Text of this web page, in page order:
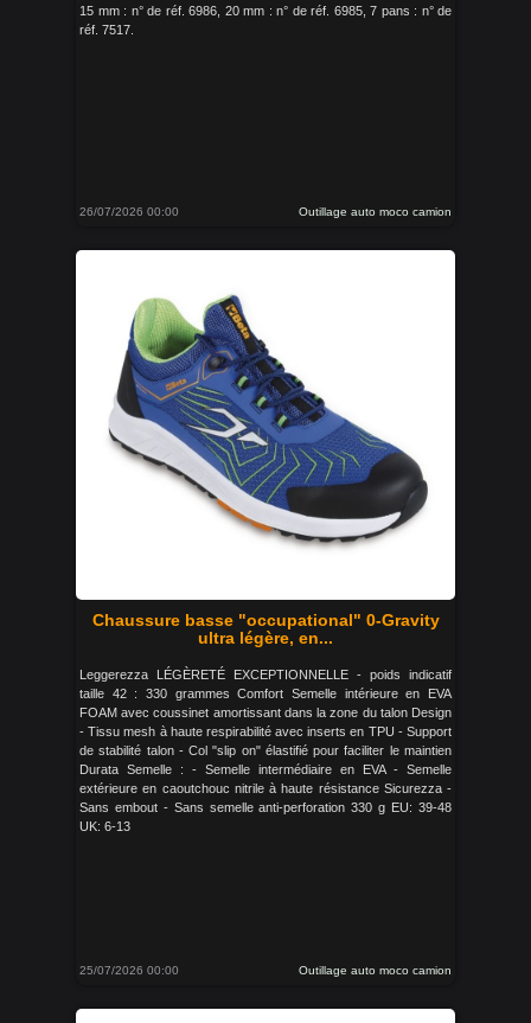
15 mm : n° de réf. 6986, 20 mm : n° de réf. 6985, 7 pans : n° de
réf. 7517.
26/07/2026 00:00 Outillage auto moco camion
Chaussure basse "occupational" 0-Gravity
ultra légère, en...
Leggerezza LÉGÈRETÉ EXCEPTIONNELLE - poids indicatif
taille 42 : 330 grammes Comfort Semelle intérieure en EVA
FOAM avec coussinet amortissant dans la zone du talon Design
- Tissu mesh à haute respirabilité avec inserts en TPU - Support
de stabilité talon - Col "slip on" élastifié pour faciliter le maintien
Durata Semelle : - Semelle intermédiaire en EVA - Semelle
extérieure en caoutchouc nitrile à haute résistance Sicurezza -
Sans embout - Sans semelle anti-perforation 330 g EU: 39-48
UK: 6-13
25/07/2026 00:00 Outillage auto moco camion